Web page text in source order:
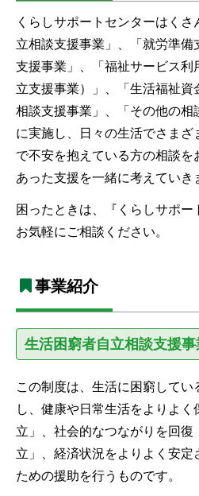
くらしサポートセンターはく
立相談支援事業」、「就労準
支援事業」、「福祉サービス利
立支援事業）」、「生活福祉
相談支援事業」、「その他の相
に実施し、日々の生活でさまざ
で不安を抱えている方の相談を
あった支援を一緒に考えていき
困ったときは、『くらしサポ
お気軽にご相談ください。
事業紹介
生活困窮者自立相談支援事
この制度は、生活に困窮して
し、健康や日常生活をよりよく
立」、社会的なつながりを回復
立」、経済状況をよりよく安
ための援助を行うものです。